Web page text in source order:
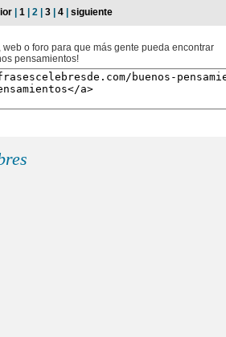
| 1 | 2 | 3 | 4 | siguiente
o foro para que más gente pueda encontrar
pensamientos!